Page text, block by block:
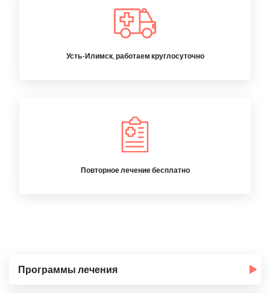
Усть-Илимск, работаем круглосуточно
Повторное лечение бесплатно
Программы лечения